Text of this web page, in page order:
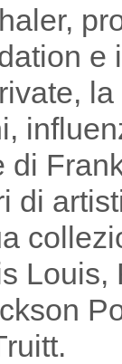
e
di
di
Louis,